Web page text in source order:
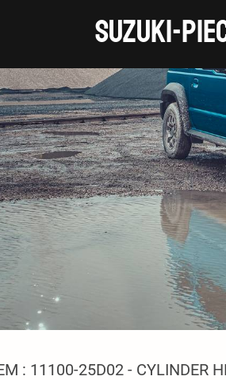
SUZUKI-
: 11100-25D02 - CYLINDER